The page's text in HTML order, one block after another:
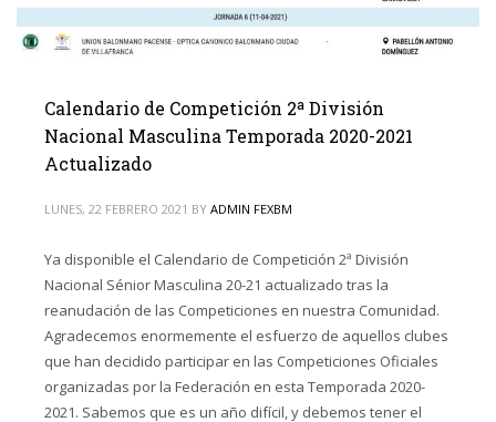
Calendario de Competición 2ª División
Nacional Masculina Temporada 2020-2021
Actualizado
LUNES, 22 FEBRERO 2021 BY ADMIN FEXBM
Ya disponible el Calendario de Competición 2ª División
Nacional Sénior Masculina 20-21 actualizado tras la
reanudación de las Competiciones en nuestra Comunidad.
Agradecemos enormemente el esfuerzo de aquellos clubes
que han decidido participar en las Competiciones Oficiales
organizadas por la Federación en esta Temporada 2020-
2021. Sabemos que es un año difícil, y debemos tener el